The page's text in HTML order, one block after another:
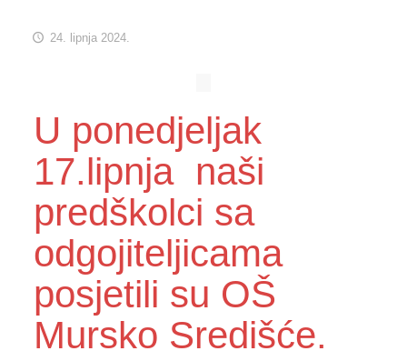
24. lipnja 2024.
U ponedjeljak
17.lipnja naši
predškolci sa
odgojiteljicama
posjetili su OŠ
Mursko Središće.